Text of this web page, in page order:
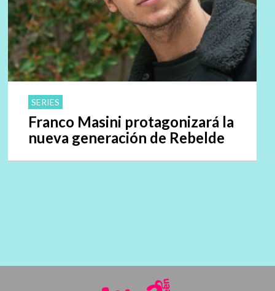
SERIES
Franco Masini protagonizará la
nueva generación de Rebelde